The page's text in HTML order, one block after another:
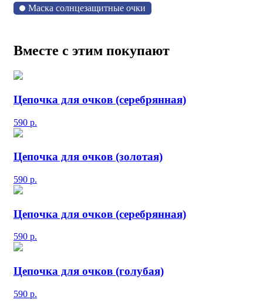
Маска солнцезащитные очки
Вместе с этим покупают
Цепочка для очков (серебрянная)
590 р.
Цепочка для очков (золотая)
590 р.
Цепочка для очков (серебрянная)
590 р.
Цепочка для очков (голубая)
590 р.